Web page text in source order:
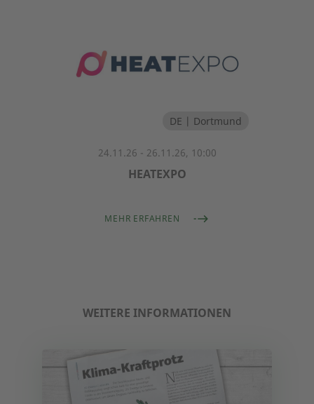
DE | Dortmund
24.11.26 - 26.11.26, 10:00
HEATEXPO
MEHR ERFAHREN
WEITERE INFORMATIONEN